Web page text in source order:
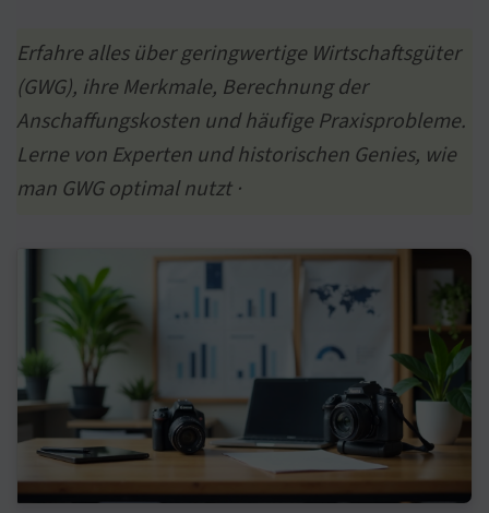
Erfahre alles über geringwertige Wirtschaftsgüter
(GWG), ihre Merkmale, Berechnung der
Anschaffungskosten und häufige Praxisprobleme.
Lerne von Experten und historischen Genies, wie
man GWG optimal nutzt ·